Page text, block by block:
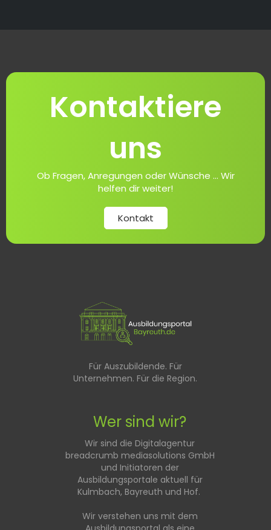
Kontaktiere
uns
Ob Fragen, Anregungen oder Wünsche ... Wir
helfen dir weiter!
Kontakt
Für Auszubildende. Für
Unternehmen. Für die Region.
Wer sind wir?
Wir sind die Digitalagentur
breadcrumb mediasolutions GmbH
und Initiatoren der
Ausbildungsportale aktuell für
Kulmbach, Bayreuth und Hof.
Wir verstehen uns mit dem